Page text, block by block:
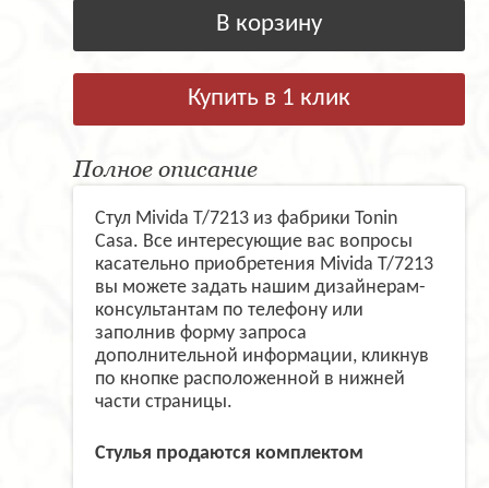
В корзину
Купить в 1 клик
Полное описание
Стул Mivida T/7213 из фабрики Tonin
Casa. Все интересующие вас вопросы
касательно приобретения Mivida T/7213
вы можете задать нашим дизайнерам-
консультантам по телефону или
заполнив форму запроса
дополнительной информации, кликнув
по кнопке расположенной в нижней
части страницы.
Стулья продаются комплектом